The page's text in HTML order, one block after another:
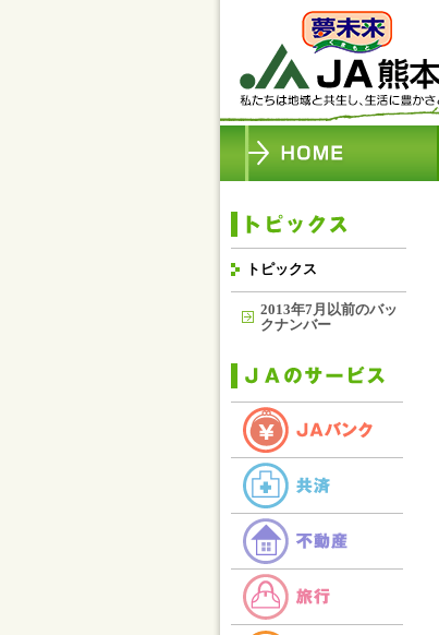
トピックス
2013年7月以前のバッ
クナンバー